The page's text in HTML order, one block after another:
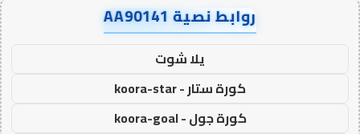
روابط نصية AA90141
يلا شوت
كورة ستار - koora-star
كورة جول - koora-goal